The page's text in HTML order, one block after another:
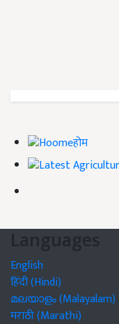
होम
Languages
English
हिंदी (Hindi)
മലയാളം (Malayalam)
मराठी (Marathi)